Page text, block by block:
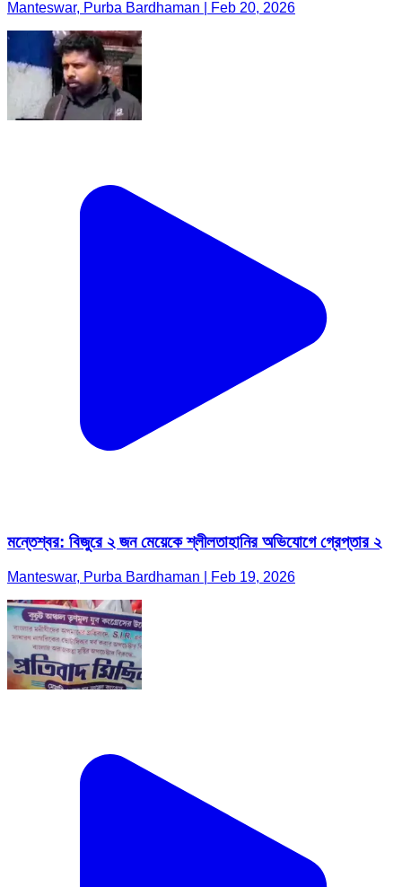
Manteswar, Purba Bardhaman | Feb 20, 2026
মন্তেশ্বর: বিজুরে ২ জন মেয়েকে শ্লীলতাহানির অভিযোগে গ্রেপ্তার ২
Manteswar, Purba Bardhaman | Feb 19, 2026